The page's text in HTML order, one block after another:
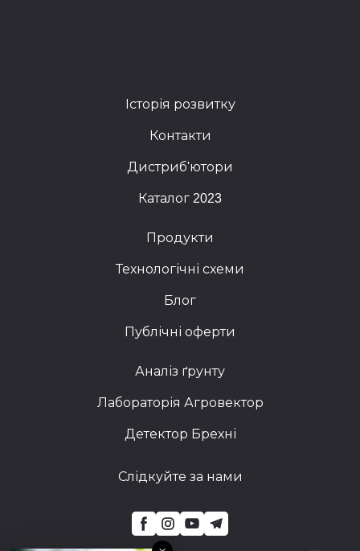
Історія розвитку
Контакти
Дистриб'ютори
Каталог 2023
Продукти
Технологічні схеми
Блог
Публічні оферти
Аналіз ґрунту
Лабораторія Агровектор
Детектор Брехні
Слідкуйте за нами